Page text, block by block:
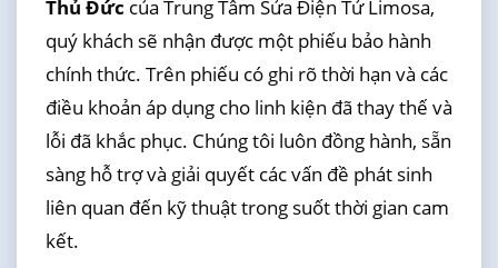
Thủ Đức của Trung Tâm Sửa Điện Tử Limosa,
quý khách sẽ nhận được một phiếu bảo hành
chính thức. Trên phiếu có ghi rõ thời hạn và các
điều khoản áp dụng cho linh kiện đã thay thế và
lỗi đã khắc phục. Chúng tôi luôn đồng hành, sẵn
sàng hỗ trợ và giải quyết các vấn đề phát sinh
liên quan đến kỹ thuật trong suốt thời gian cam
kết.